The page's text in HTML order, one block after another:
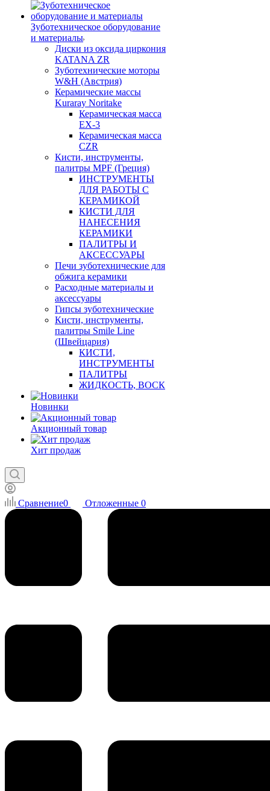
Зуботехническое оборудование
и материалы
Диски из оксида циркония
KATANA ZR
Зуботехнические моторы
W&H (Австрия)
Керамические массы
Kuraray Noritake
Керамическая масса
EX-3
Керамическая масса
CZR
Кисти, инструменты,
палитры MPF (Греция)
ИНСТРУМЕНТЫ
ДЛЯ РАБОТЫ С
КЕРАМИКОЙ
КИСТИ ДЛЯ
НАНЕСЕНИЯ
КЕРАМИКИ
ПАЛИТРЫ И
АКСЕССУАРЫ
Печи зуботехнические для
обжига керамики
Расходные материалы и
аксессуары
Гипсы зуботехнические
Кисти, инструменты,
палитры Smile Line
(Швейцария)
КИСТИ,
ИНСТРУМЕНТЫ
ПАЛИТРЫ
ЖИДКОСТЬ, ВОСК
Новинки
Акционный товар
Хит продаж
Сравнение0 Отложенные 0